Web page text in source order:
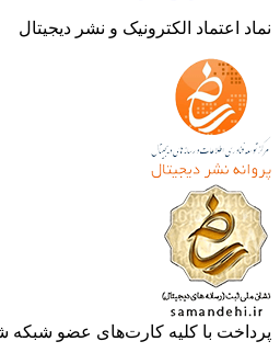
اعتماد الکترونیک و نشر دیجیتال
با کلیه کارت‌های عضو شبکه شتاب